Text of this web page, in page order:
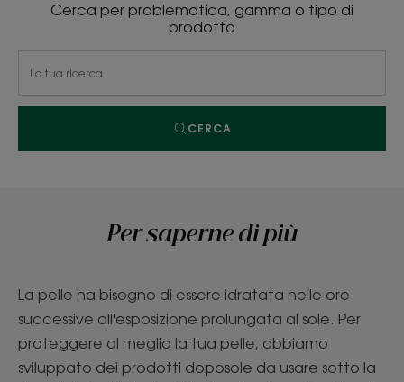
Cerca per problematica, gamma o tipo di
prodotto
CERCA
Per saperne di più
La pelle ha bisogno di essere idratata nelle ore
successive all'esposizione prolungata al sole. Per
proteggere al meglio la tua pelle, abbiamo
sviluppato dei prodotti doposole da usare sotto la